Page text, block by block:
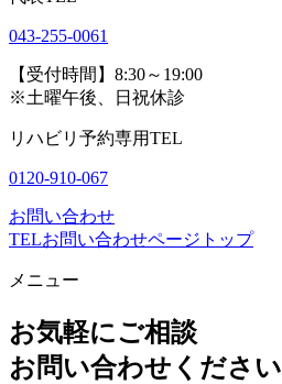
043-255-0061
【受付時間】8:30～19:00
※土曜午後、日祝休診
リハビリ予約専用TEL
0120-910-067
お問い合わせ
TELお問い合わせページトップ
メニュー
お気軽にご相談
お問い合わせください